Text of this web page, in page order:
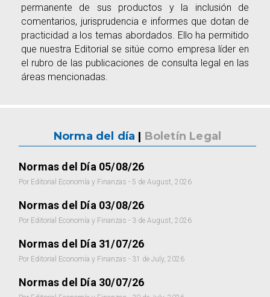
permanente de sus productos y la inclusión de
comentarios, jurisprudencia e informes que dotan de
practicidad a los temas abordados. Ello ha permitido
que nuestra Editorial se sitúe como empresa líder en
el rubro de las publicaciones de consulta legal en las
áreas mencionadas.
Norma del día | Boletín Legal
Normas del Día 05/08/26
Por Editorial Economía y Finanzas - 5 de August, 2026
Normas del Día 03/08/26
Por Editorial Economía y Finanzas - 3 de August, 2026
Normas del Día 31/07/26
Por Editorial Economía y Finanzas - 31 de July, 2026
Normas del Día 30/07/26